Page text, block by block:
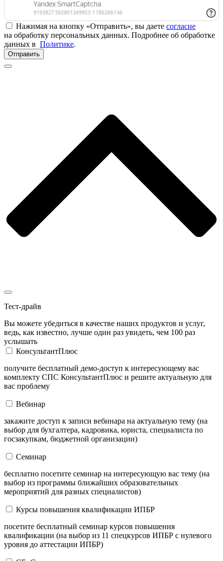
Нажимая на кнопку «Отправить», вы даете согласие
на обработку персональных данных. Подробнее об обработке
данных в Политике.
Отправить
Тест-драйв
Вы можете убедиться в качестве наших продуктов и услуг,
ведь, как известно, лучше один раз увидеть, чем 100 раз
услышать
КонсультантПлюс
получите бесплатный демо-доступ к интересующему вас
комплекту СПС КонсультантПлюс и решите актуальную для
вас проблему
Вебинар
закажите доступ к записи вебинара на актуальную тему (на
выбор для бухгалтера, кадровика, юриста, специалиста по
госзакупкам, бюджетной организации)
Семинар
бесплатно посетите семинар на интересующую вас тему (на
выбор из программы ближайших образовательных
мероприятий для разных специалистов)
Курсы повышения квалификации ИПБР
посетите бесплатный семинар курсов повышения
квалификации (на выбор из 11 спецкурсов ИПБР с нулевого
уровня до аттестации ИПБР)